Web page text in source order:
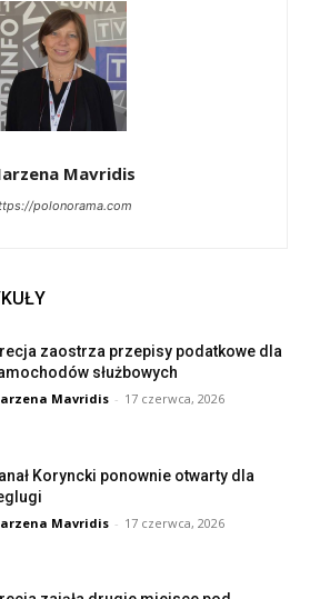
Mavridis
polonorama.com
zaostrza przepisy podatkowe dla
służbowych
Mavridis - 17 czerwca, 2026
Koryncki ponownie otwarty dla
Mavridis - 17 czerwca, 2026